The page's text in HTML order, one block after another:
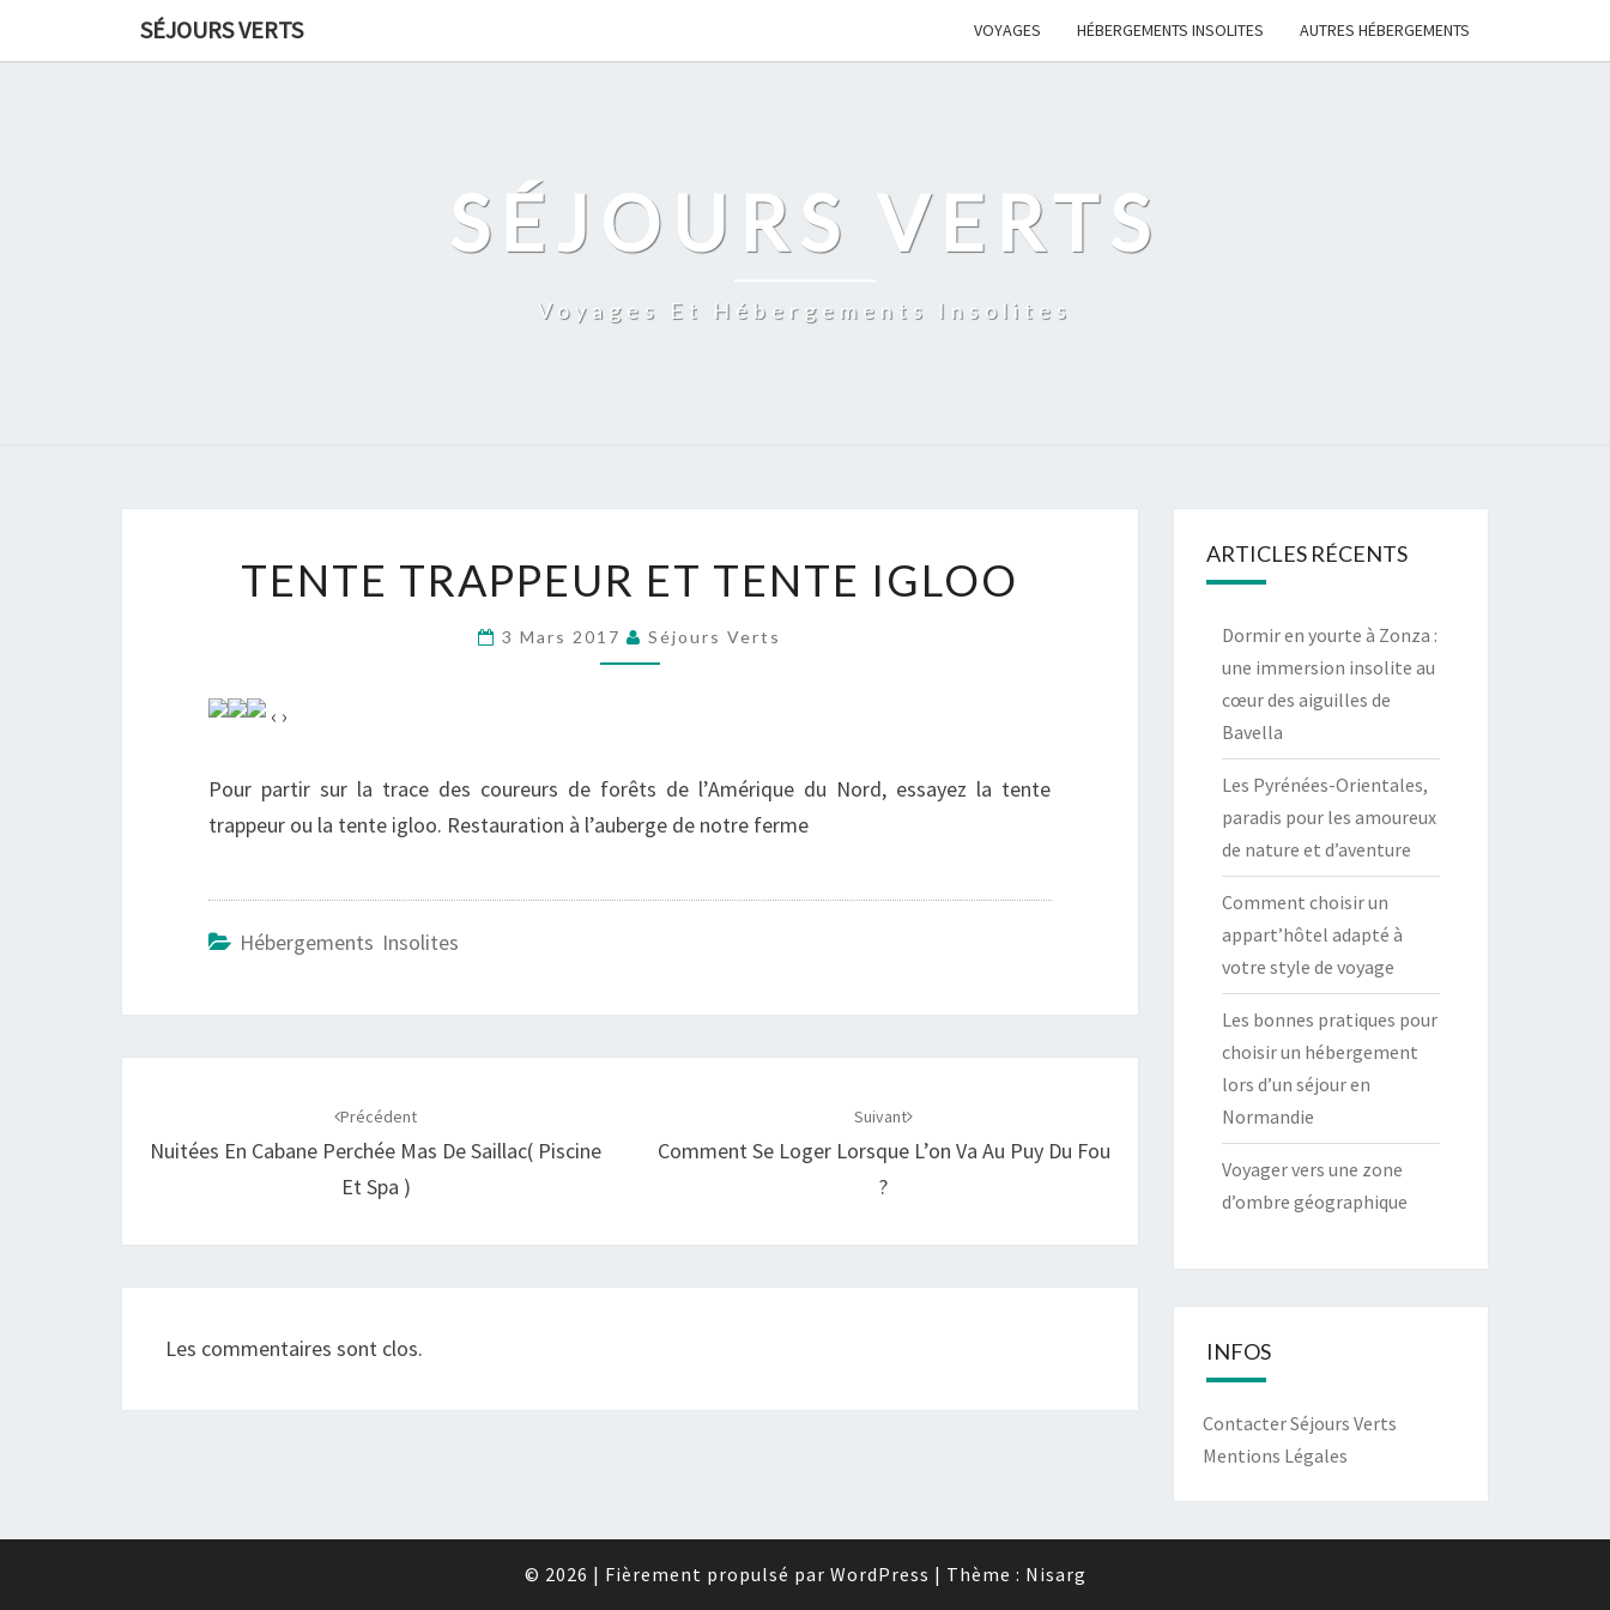
SÉJOURS VERTS VOYAGES HÉBERGEMENTS INSOLITES AUTRES HÉBERGEMENTS
SÉJOURS VERTS
Voyages Et Hébergements Insolites
TRAPPEUR
TENTE
TENTE TRAPPEUR ET TENTE IGLOO
3 Mars 2017 Séjours Verts
‹ ›
Pour partir sur la trace des coureurs de forêts de l’Amérique du Nord, essayez la tente
trappeur ou la tente igloo. Restauration à l’auberge de notre ferme
Hébergements Insolites
Précédent
Nuitées En Cabane Perchée Mas De Saillac( Piscine
Et Spa )
Suivant
Comment Se Loger Lorsque L’on Va Au Puy Du Fou
?
Les commentaires sont clos.
ARTICLES RÉCENTS
Dormir en yourte à Zonza :
une immersion insolite au
cœur des aiguilles de
Bavella
Les Pyrénées-Orientales,
paradis pour les amoureux
de nature et d’aventure
Comment choisir un
appart’hôtel adapté à
votre style de voyage
Les bonnes pratiques pour
choisir un hébergement
lors d’un séjour en
Normandie
Voyager vers une zone
d’ombre géographique
INFOS
Contacter Séjours Verts
Mentions Légales
© 2026 | Fièrement propulsé par WordPress | Thème : Nisarg